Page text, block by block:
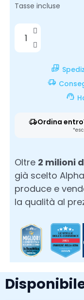
Tasse incluse
Ordina entro
Oltre 2 milioni
già scelto
produce e
la qualità al